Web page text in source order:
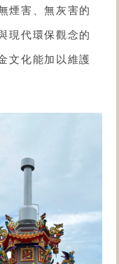
煙害、無灰害的
現代環保觀念的
文化能加以維護